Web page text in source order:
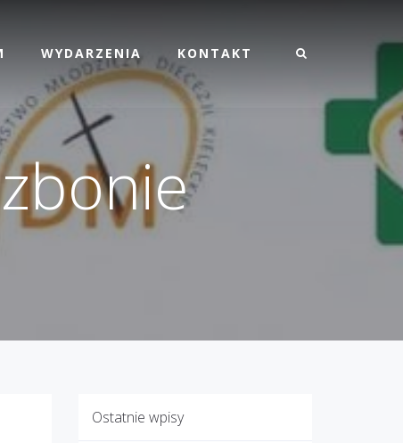
WYDARZENIA KONTAKT
Ostatnie wpisy